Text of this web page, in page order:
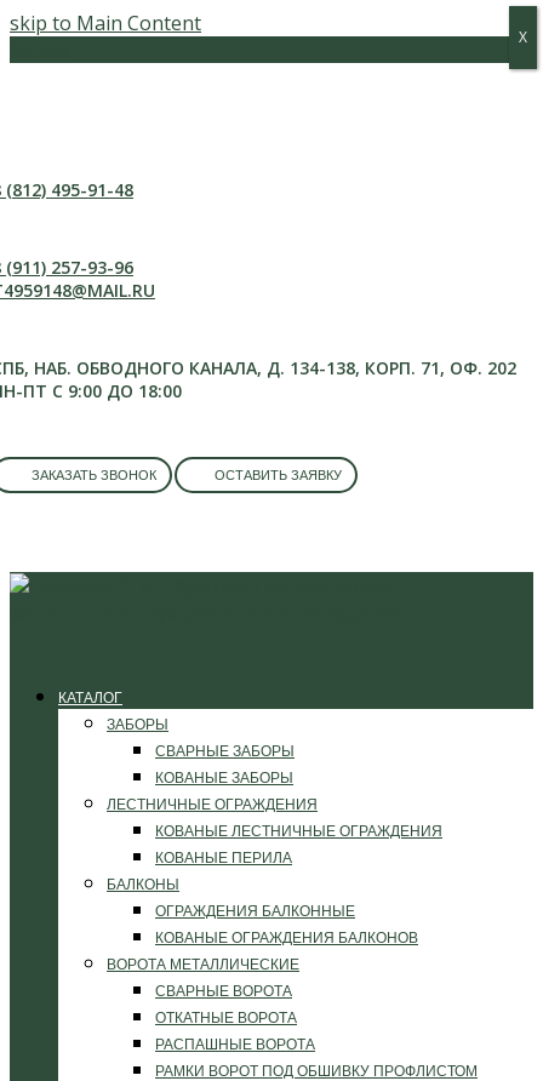
skip to Main Content
(812) 495-91-48
(911) 257-93-96
НАБ. ОБВОДНОГО КАНАЛА, Д. 134-138, КОРП. 71, ОФ. 202
ПТ С 9:00 ДО 18:00
ЗАКАЗАТЬ ЗВОНОК ОСТАВИТЬ ЗАЯВКУ
КАТАЛОГ
ЗАБОРЫ
СВАРНЫЕ ЗАБОРЫ
КОВАНЫЕ ЗАБОРЫ
ЛЕСТНИЧНЫЕ ОГРАЖДЕНИЯ
КОВАНЫЕ ЛЕСТНИЧНЫЕ ОГРАЖДЕНИЯ
КОВАНЫЕ ПЕРИЛА
БАЛКОНЫ
ОГРАЖДЕНИЯ БАЛКОННЫЕ
КОВАНЫЕ ОГРАЖДЕНИЯ БАЛКОНОВ
ВОРОТА МЕТАЛЛИЧЕСКИЕ
СВАРНЫЕ ВОРОТА
ОТКАТНЫЕ ВОРОТА
РАСПАШНЫЕ ВОРОТА
РАМКИ ВОРОТ ПОД ОБШИВКУ ПРОФЛИСТОМ
Х
Х